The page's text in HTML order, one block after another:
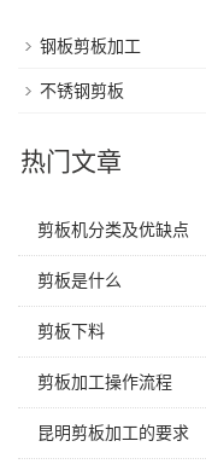
钢板剪板加工
不锈钢剪板
热门文章
剪板机分类及优缺点
剪板是什么
剪板下料
剪板加工操作流程
昆明剪板加工的要求